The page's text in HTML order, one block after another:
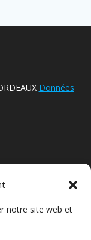
notre site web et
Données